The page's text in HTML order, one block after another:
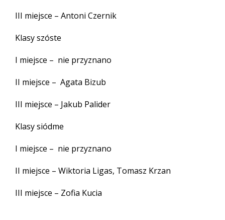
III miejsce – Antoni Czernik
Klasy szóste
I miejsce – nie przyznano
II miejsce – Agata Bizub
III miejsce – Jakub Palider
Klasy siódme
I miejsce – nie przyznano
II miejsce – Wiktoria Ligas, Tomasz Krzan
III miejsce – Zofia Kucia